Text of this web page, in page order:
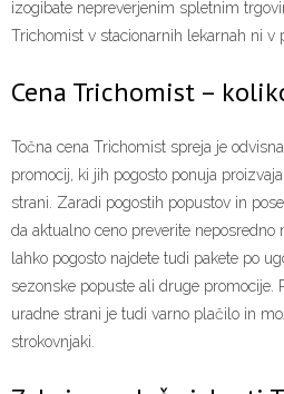
izogibate nepreverjenim spletnim
Trichomist v stacionarnih lekarnah ni v
Cena Trichomist –
Točna cena Trichomist spreja je
promocij, ki jih pogosto ponuja
strani. Zaradi pogostih popustov in
da aktualno ceno preverite neposredno
lahko pogosto najdete tudi pakete po
sezonske popuste ali druge promocije.
uradne strani je tudi varno plačilo in
strokovnjaki.